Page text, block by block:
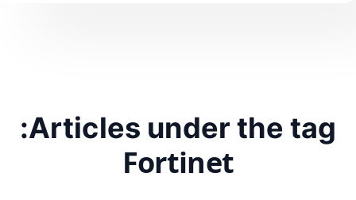
Articles under the tag:
Fortinet